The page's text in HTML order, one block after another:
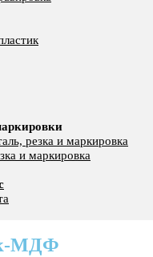
резка и маркировка
и маркировка
МДФ